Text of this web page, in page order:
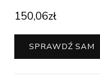
150,06zł
SPRAWDŹ SAM